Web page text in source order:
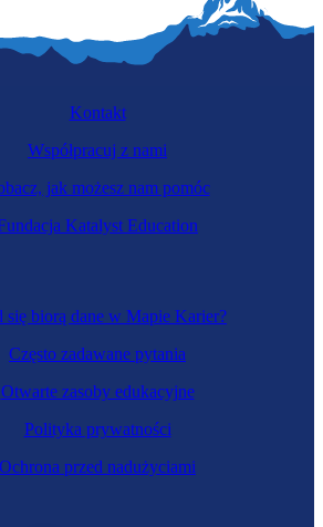
się biorą dane w Mapie Karier?
Często zadawane pytania
Otwarte zasoby edukacyjne
Polityka prywatności
Ochrona przed nadużyciami
Kontakt
Współpracuj z nami
jak możesz nam pomóc
Katalyst Education